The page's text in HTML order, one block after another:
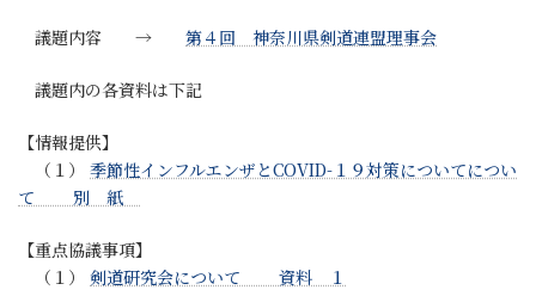
議題内容 → 第４回 神奈川県剣道連盟理事会
議題内の各資料は下記
【情報提供】
（１） 季節性インフルエンザとCOVID-１９対策についてについ
て 別 紙
【重点協議事項】
（１） 剣道研究会について 資料 １